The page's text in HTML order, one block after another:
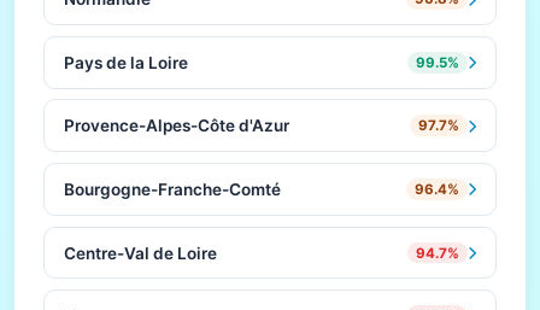
Pays de la Loire 99.5%
Provence-Alpes-Côte d'Azur 97.7%
Bourgogne-Franche-Comté 96.4%
Centre-Val de Loire 94.7%